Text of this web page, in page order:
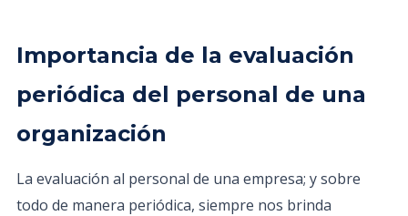
Importancia de la evaluación
periódica del personal de una
organización
La evaluación al personal de una empresa; y sobre
todo de manera periódica, siempre nos brinda